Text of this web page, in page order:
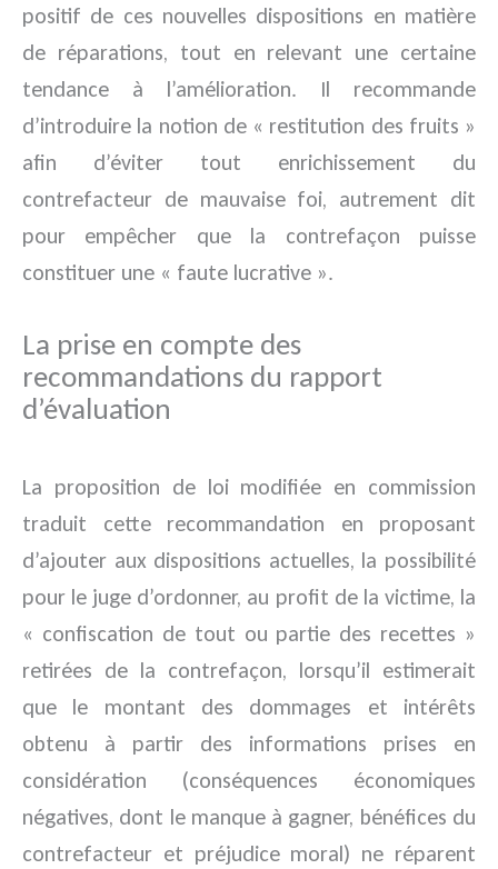
positif de ces nouvelles dispositions en matière
de réparations, tout en relevant une certaine
tendance à l’amélioration. Il recommande
d’introduire la notion de « restitution des fruits »
afin d’éviter tout enrichissement du
contrefacteur de mauvaise foi, autrement dit
pour empêcher que la contrefaçon puisse
constituer une « faute lucrative ».
La prise en compte des
recommandations du rapport
d’évaluation
La proposition de loi modifiée en commission
traduit cette recommandation en proposant
d’ajouter aux dispositions actuelles, la possibilité
pour le juge d’ordonner, au profit de la victime, la
« confiscation de tout ou partie des recettes »
retirées de la contrefaçon, lorsqu’il estimerait
que le montant des dommages et intérêts
obtenu à partir des informations prises en
considération (conséquences économiques
négatives, dont le manque à gagner, bénéfices du
contrefacteur et préjudice moral) ne réparent